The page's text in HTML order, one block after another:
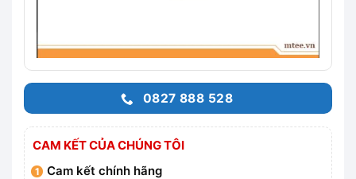
0827 888 528
CAM KẾT CỦA CHÚNG TÔI
Cam kết chính hãng